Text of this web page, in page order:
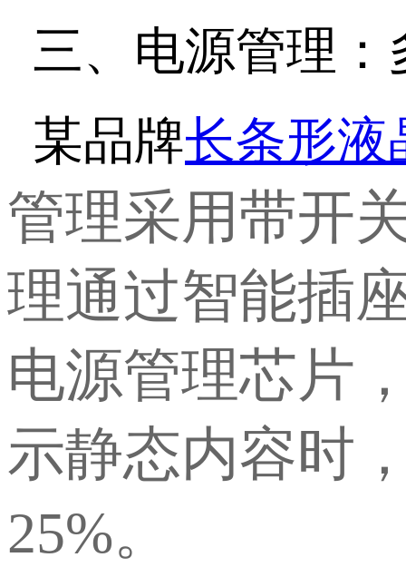
三、电源管理
某品牌长条形液
管理采用带开
理通过智能插
电源管理芯片
示静态内容时
25%。